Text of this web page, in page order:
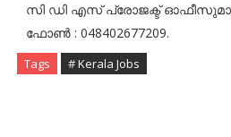
സി ഡി എസ് പ്രോജക്ട്
ഫോൺ : 048402677209.
Tags # Kerala Jobs